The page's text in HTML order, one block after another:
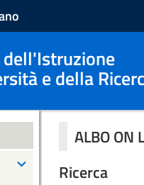
e della
ALBO ON
Ricerca